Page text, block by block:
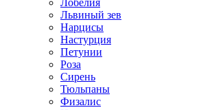
Львиный зев
Нарцисы
Настурция
Петунии
Роза
Сирень
Тюльпаны
Физалис